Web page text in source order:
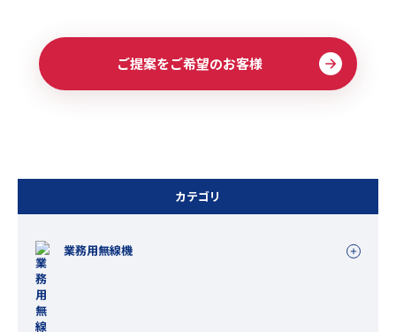
カテゴリ
業務用無線機
ご提案をご希望のお客様